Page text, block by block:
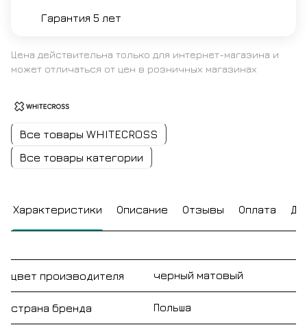
Гарантия 5 лет
Цена действительна только для интернет-магазина и
может отличаться от цен в розничных магазинах
Все товары WHITECROSS
Все товары категории
Характеристики Описание Отзывы Оплата
цвет производителя черный матовый
страна бренда Польша